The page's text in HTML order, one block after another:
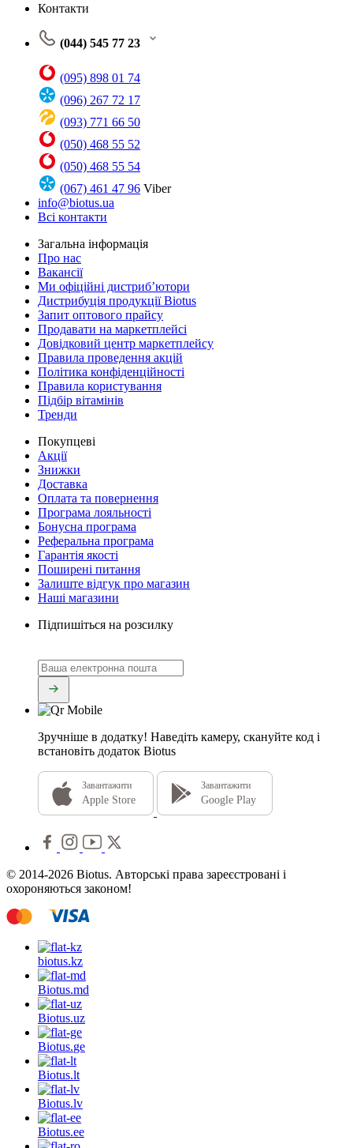
Контакти
(044) 545 77 23
(095) 898 01 74
(096) 267 72 17
(093) 771 66 50
(050) 468 55 52
(050) 468 55 54
(067) 461 47 96 Viber
info@biotus.ua
Всі контакти
Загальна інформація
Про нас
Вакансії
Ми офіційні дистриб’ютори
Дистрибуція продукції Biotus
Запит оптового прайсу
Продавати на маркетплейсі
Довідковий центр маркетплейсу
Правила проведення акцій
Політика конфіденційності
Правила користування
Підбір вітамінів
Тренди
Покупцеві
Акції
Знижки
Доставка
Оплата та повернення
Програма лояльності
Бонусна програма
Реферальна програма
Гарантія якості
Поширені питання
Залиште відгук про магазин
Наші магазини
Підпишіться на розсилку
Зручніше в додатку! Наведіть камеру, скануйте код і
встановіть додаток Biotus
Завантажити
Apple Store
Завантажити
Google Play
© 2014-2026 Biotus. Авторські права зареєстровані і
охороняються законом!
biotus.kz
Biotus.md
Biotus.uz
Biotus.ge
Biotus.lt
Biotus.lv
Biotus.ee